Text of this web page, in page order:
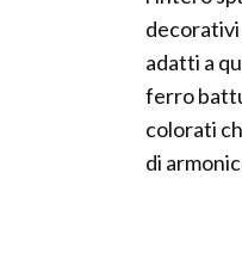
adatti a
ferro
colorati
di